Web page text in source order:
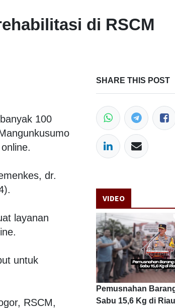
di RSCM
100
dr.
layanan
untuk
RSCM,
SHARE THIS POST
VIDEO
Pemusnahan
Sabu 15,6 Kg di Riau